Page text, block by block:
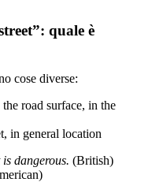
quale è
cose diverse:
road surface, in the
in general location
is dangerous. (British)